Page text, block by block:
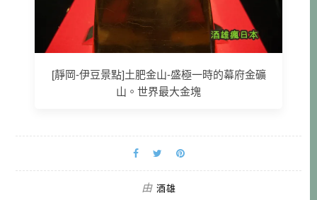
[靜岡-伊豆景點]土肥金山-盛極一時的幕府金礦
山。世界最大金塊
由 酒雄